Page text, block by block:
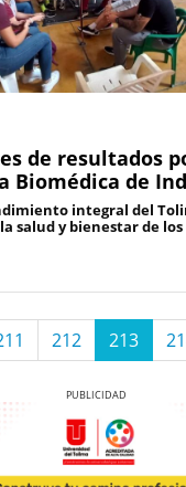
de resultados
Biomédica de
integral del
salud y bienestar de
212 213